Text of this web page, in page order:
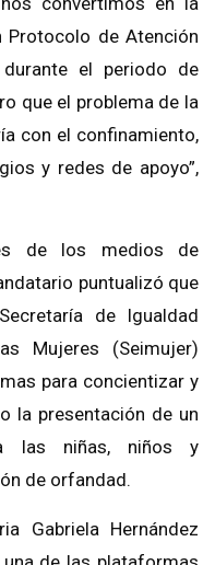
Protocolo de Atención
el periodo de
que el problema de la
con el confinamiento,
y redes de apoyo”,
de los medios de
puntualizó que
de Igualdad
Mujeres (Seimujer)
para concientizar y
la presentación de un
las niñas, niños y
de orfandad.
Gabriela Hernández